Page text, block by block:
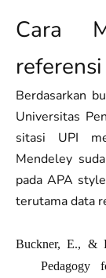
Cara
Berdasarkan
Universitas
sitasi UPI
Mendeley
pada APA
terutama data
Buckner, E., &
Pedagogy